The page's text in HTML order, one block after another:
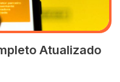
Atualizado